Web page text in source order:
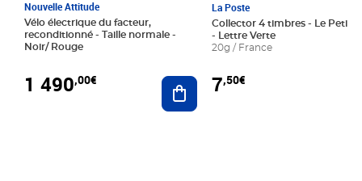
Nouvelle Attitude
Vélo électrique du facteur,
reconditionné - Taille normale -
Noir/ Rouge
1 490,00€ Ajouter au panier
La Poste
Collector 4 timbres - Le Petit
- Lettre Verte
20g / France
7,50€